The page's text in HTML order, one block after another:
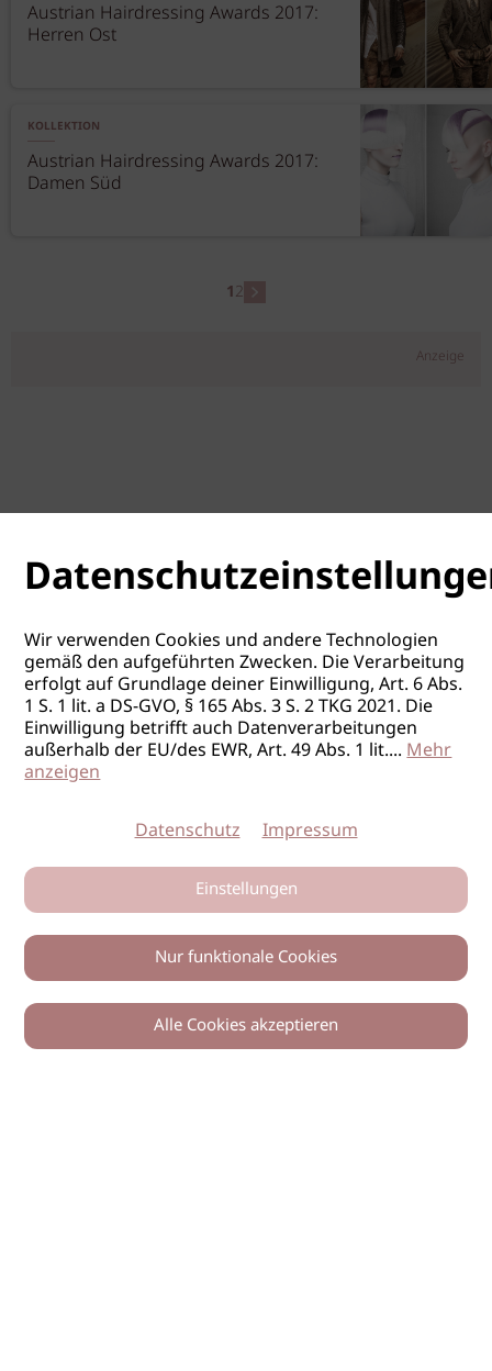
Austrian Hairdressing Awards 2017:
Herren Ost
KOLLEKTION
Austrian Hairdressing Awards 2017:
Damen Süd
12
Anzeige
Wir verwenden Cookies und andere Technologien
gemäß den aufgeführten Zwecken. Die Verarbeitung
erfolgt auf Grundlage deiner Einwilligung, Art. 6 Abs.
1 S. 1 lit. a DS-GVO, § 165 Abs. 3 S. 2 TKG 2021. Die
Einwilligung betrifft auch Datenverarbeitungen
außerhalb der EU/des EWR, Art. 49 Abs. 1 lit....Mehr
anzeigen
Datenschutz Impressum
Einstellungen
Nur funktionale Cookies
Alle Cookies akzeptieren